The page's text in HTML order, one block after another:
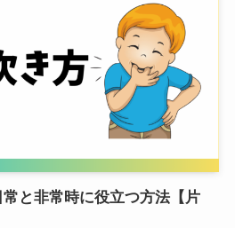
と非常時に役立つ方法【片